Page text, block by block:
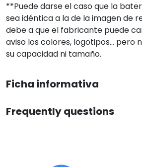
**Puede darse el caso que la
sea idéntica a la de la imagen de
debe a que el fabricante puede
aviso los colores, logotipos... pero
su capacidad ni tamaño.
Ficha informativa
Frequently questions